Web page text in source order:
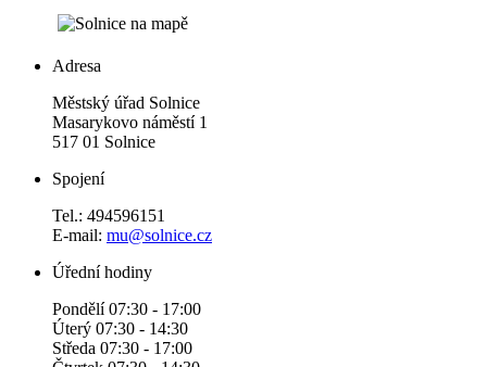
Adresa
Městský úřad Solnice
Masarykovo náměstí 1
517 01 Solnice
Spojení
Tel.: 494596151
E-mail: mu@solnice.cz
Úřední hodiny
Pondělí 07:30 - 17:00
Úterý 07:30 - 14:30
Středa 07:30 - 17:00